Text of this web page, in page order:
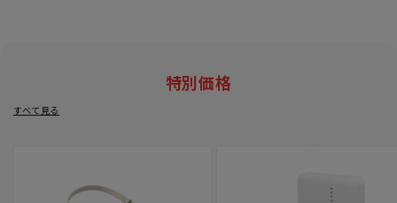
特別価格
すべて見る